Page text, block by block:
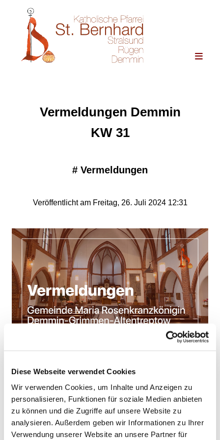
Diese Webseite verwendet Cookies
Wir verwenden Cookies, um Inhalte und Anzeigen zu
personalisieren, Funktionen für soziale Medien anbieten
zu können und die Zugriffe auf unsere Website zu
analysieren. Außerdem geben wir Informationen zu Ihrer
Verwendung unserer Website an unsere Partner für
Vermeldungen Demmin
KW 31
# Vermeldungen
Veröffentlicht am Freitag, 26. Juli 2024 12:31
© Maximilian Hofmann
gewohnten Zeiten statt, alle nicht-gottesdienstlichen
Aktivitäten entfallen während der Sommerferien.
Die heutige Kollekte ist im Besonderen für die
Kirchen in Barth und Zingst bestimmt, die Kollekte